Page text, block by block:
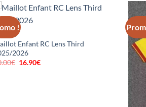
!
LENS
Enfant RC Lens Third
2026
€ Le
16.90€